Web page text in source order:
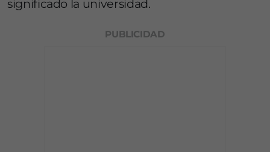
significado la universidad.
PUBLICIDAD